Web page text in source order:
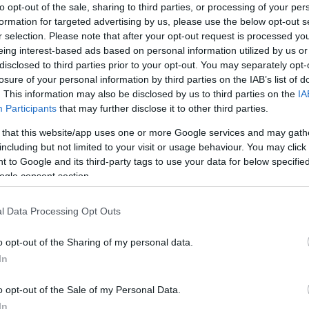
opt-out of the sale, sharing to third parties, or processing of your
for targeted advertising by us, please use the below opt-out
selection. Please note that after your opt-out request is processed
interest-based ads based on personal information utilized by us
to third parties prior to your opt-out. You may separately
of your personal information by third parties on the IAB’s list of
This information may also be disclosed by us to third parties on the
Participants that may further disclose it to other third parties.
that this website/app uses one or more Google services and may
but not limited to your visit or usage behaviour. You may
to Google and its third-party tags to use your data for below
consent section.
Data Processing Opt Outs
opt-out of the Sharing of my personal data.
opt-out of the Sale of my Personal Data.
de tests, les photos espions se sont enchaînées
laissait rien entrevoir.
de la malle, il serait proche de la Laguna Coupé,
du coupé-cabriolet (voir galerie ci-dessous).
Genève, avec une présentation dans le courant
en fuite sur Internet.
ses blocs moteurs, et évidemment des
mais ce sera juste pour en profiter.
Worldscoop et CarAdvice